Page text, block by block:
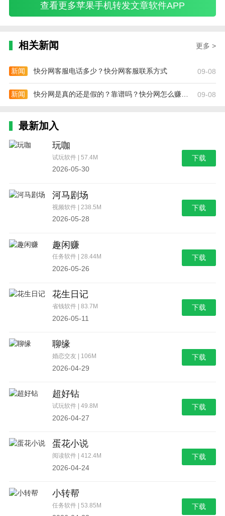
查看更多苹果手机转发文章软件APP
相关新闻 更多 >
新闻 快分网客服电话多少？快分网客服联系方式 09-08
新闻 快分网是真的还是假的？靠谱吗？快分网怎么赚钱？ 09-08
最新加入
玩咖
试玩软件 | 57.4M
2026-05-30
下载
河马剧场
视频软件 | 238.5M
2026-05-28
下载
趣闲赚
任务软件 | 28.44M
2026-05-26
下载
花生日记
省钱软件 | 83.7M
2026-05-11
下载
聊缘
婚恋交友 | 106M
2026-04-29
下载
超好钻
试玩软件 | 49.8M
2026-04-27
下载
蛋花小说
阅读软件 | 412.4M
2026-04-24
下载
小转帮
任务软件 | 53.85M 下载